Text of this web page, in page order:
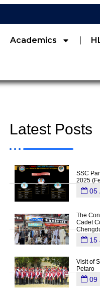
Academics
Latest Posts
SSC
2025
05
The
Cadet
15
Visit of
Petaro
09